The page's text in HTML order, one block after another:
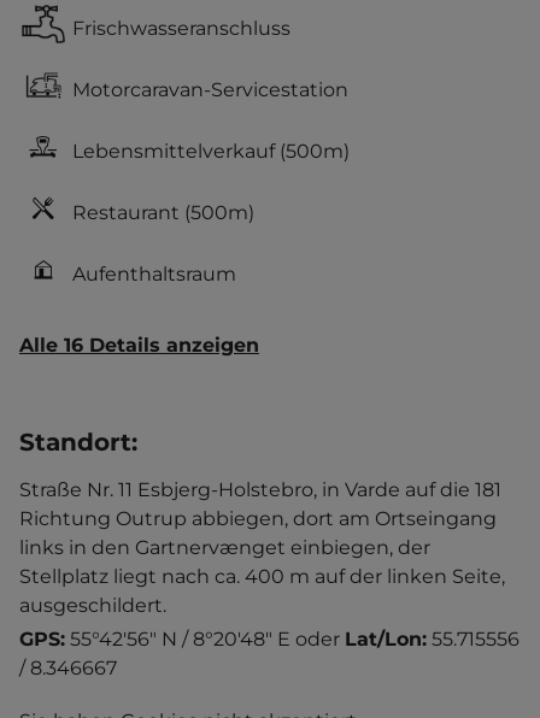
Frischwasseranschluss
Motorcaravan-Servicestation
Lebensmittelverkauf(500m)
Restaurant (500m)
Aufenthaltsraum
Alle 16 Details anzeigen
Standort:
Straße Nr. 11 Esbjerg-Holstebro, in Varde auf die 181
Richtung Outrup abbiegen, dort am Ortseingang
links in den Gartnervænget einbiegen, der
Stellplatz liegt nach ca. 400 m auf der linken Seite,
ausgeschildert.
GPS: 55°42'56" N / 8°20'48" E oder Lat/Lon: 55.715556
/ 8.346667